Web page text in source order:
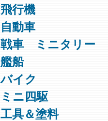
飛行機
自動車
戦車 ミニタリー
艦船
バイク
ミニ四駆
工具＆塗料